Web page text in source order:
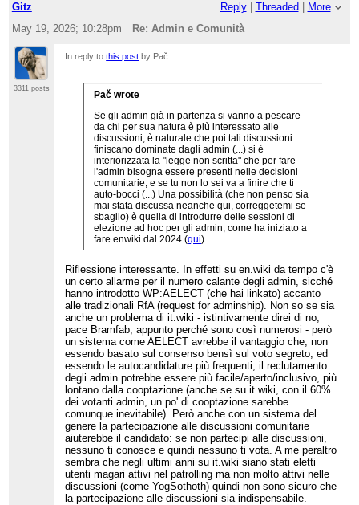
Gitz Reply| Threaded
More
May 19, 2026; 10:28pm
Re: Admin e Comunità
3311 posts
In reply tothis post by Pač
Pač wrote
Se gli admin già in partenza si vanno a pescare
da chi per sua natura è più interessato alle
discussioni, è naturale che poi tali discussioni
finiscano dominate dagli admin (...) si è
interiorizzata la "legge non scritta" che per fare
l'admin bisogna essere presenti nelle decisioni
comunitarie, e se tu non lo sei va a finire che ti
auto-bocci (...) Una possibilità (che non penso sia
mai stata discussa neanche qui, correggetemi se
sbaglio) è quella di introdurre delle sessioni di
elezione ad hoc per gli admin, come ha iniziato a
fare enwiki dal 2024 (qui)
Riflessione interessante. In effetti su en.wiki da tempo c'è
un certo allarme per il numero calante degli admin, sicché
hanno introdotto WP:AELECT (che hai linkato) accanto
alle tradizionali RfA (request for adminship). Non so se sia
anche un problema di it.wiki - istintivamente direi di no,
pace Bramfab, appunto perché sono così numerosi - però
un sistema come AELECT avrebbe il vantaggio che, non
essendo basato sul consenso bensì sul voto segreto, ed
essendo le autocandidature più frequenti, il reclutamento
degli admin potrebbe essere più facile/aperto/inclusivo, più
lontano dalla cooptazione (anche se su it.wiki, con il 60%
dei votanti admin, un po' di cooptazione sarebbe
comunque inevitabile). Però anche con un sistema del
genere la partecipazione alle discussioni comunitarie
aiuterebbe il candidato: se non partecipi alle discussioni,
nessuno ti conosce e quindi nessuno ti vota. A me peraltro
sembra che negli ultimi anni su it.wiki siano stati eletti
utenti magari attivi nel patrolling ma non molto attivi nelle
discussioni (come YogSothoth) quindi non sono sicuro che
la partecipazione alle discussioni sia indispensabile.